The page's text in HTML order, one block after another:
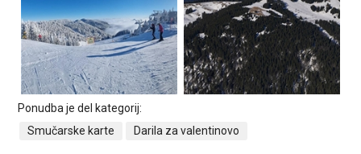
Ponudba je del kategorij:
Smučarske karte
Darila za valentinovo